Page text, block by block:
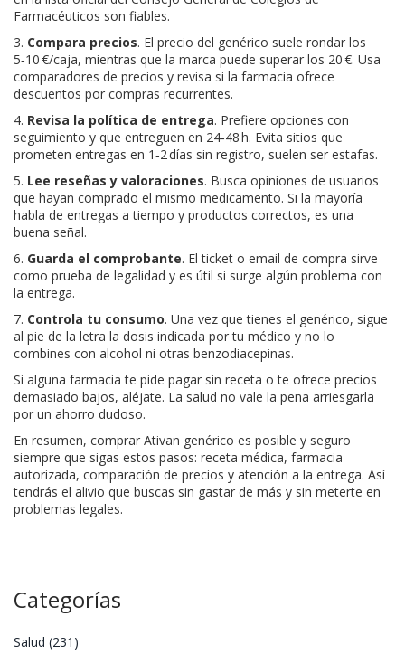
Farmacéuticos son fiables.
3. Compara precios. El precio del genérico suele rondar los
5‑10 €/caja, mientras que la marca puede superar los 20 €. Usa
comparadores de precios y revisa si la farmacia ofrece
descuentos por compras recurrentes.
4. Revisa la política de entrega. Prefiere opciones con
seguimiento y que entreguen en 24‑48 h. Evita sitios que
prometen entregas en 1‑2 días sin registro, suelen ser estafas.
5. Lee reseñas y valoraciones. Busca opiniones de usuarios
que hayan comprado el mismo medicamento. Si la mayoría
habla de entregas a tiempo y productos correctos, es una
buena señal.
6. Guarda el comprobante. El ticket o email de compra sirve
como prueba de legalidad y es útil si surge algún problema con
la entrega.
7. Controla tu consumo. Una vez que tienes el genérico, sigue
al pie de la letra la dosis indicada por tu médico y no lo
combines con alcohol ni otras benzodiacepinas.
Si alguna farmacia te pide pagar sin receta o te ofrece precios
demasiado bajos, aléjate. La salud no vale la pena arriesgarla
por un ahorro dudoso.
En resumen, comprar Ativan genérico es posible y seguro
siempre que sigas estos pasos: receta médica, farmacia
autorizada, comparación de precios y atención a la entrega. Así
tendrás el alivio que buscas sin gastar de más y sin meterte en
problemas legales.
Categorías
Salud (231)